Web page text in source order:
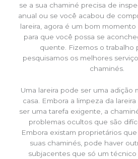
se a sua chaminé precisa de
anual ou se você acabou de
lareira, agora é um bom momento
para que você possa se
quente. Fizemos o trabalho
pesquisamos os melhores
chaminés.
Uma lareira pode ser uma adição
casa. Embora a limpeza da
ser uma tarefa exigente, a
problemas ocultos que são
Embora existam proprietários
suas chaminés, pode haver
subjacentes que só um